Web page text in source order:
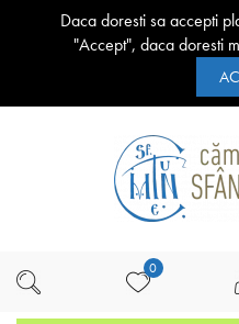
Daca doresti sa accepti
"Accept", daca doresti
0